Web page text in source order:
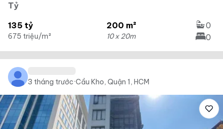
Tỷ
135 tỷ
675 triệu/m²
200 m²
10 x 20m
0
0
3 tháng trước·Cầu Kho, Quận 1, HCM